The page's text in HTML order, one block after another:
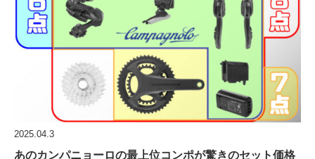
2025.04.3
あのカンパニョーロの最上位コンポが驚きのセット価格